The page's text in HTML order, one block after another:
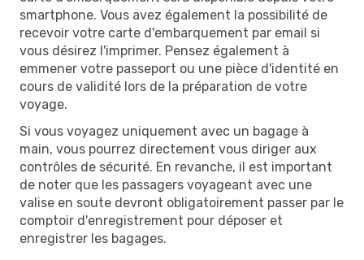
smartphone. Vous avez également la possibilité de
recevoir votre carte d'embarquement par email si
vous désirez l'imprimer. Pensez également à
emmener votre passeport ou une pièce d'identité en
cours de validité lors de la préparation de votre
voyage.
Si vous voyagez uniquement avec un bagage à
main, vous pourrez directement vous diriger aux
contrôles de sécurité. En revanche, il est important
de noter que les passagers voyageant avec une
valise en soute devront obligatoirement passer par le
comptoir d'enregistrement pour déposer et
enregistrer les bagages.